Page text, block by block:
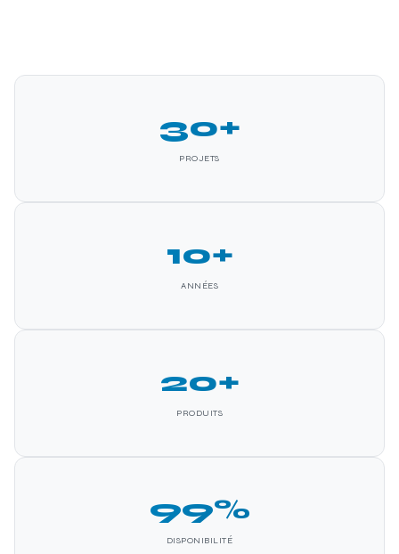
30+
PROJETS
10+
ANNÉES
20+
PRODUITS
99%
DISPONIBILITÉ